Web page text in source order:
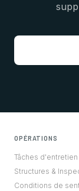
OPÉRATIONS
Tâches d'entretien
Structures &
Conditions de